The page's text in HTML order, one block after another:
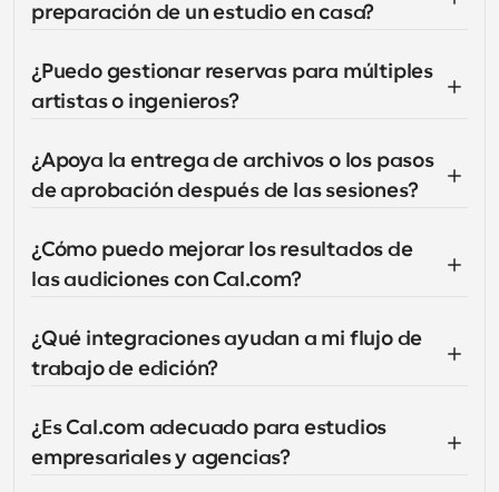
preparación de un estudio en casa?
¿Puedo gestionar reservas para múltiples
artistas o ingenieros?
¿Apoya la entrega de archivos o los pasos
de aprobación después de las sesiones?
¿Cómo puedo mejorar los resultados de
las audiciones con Cal.com?
¿Qué integraciones ayudan a mi flujo de
trabajo de edición?
¿Es Cal.com adecuado para estudios
empresariales y agencias?